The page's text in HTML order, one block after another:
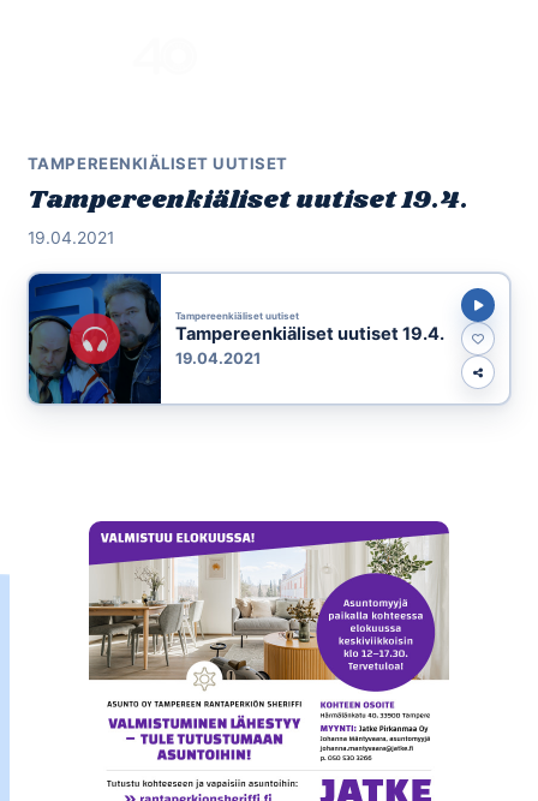
TAMPEREENKIÄLISET UUTISET
Tampereenkiäliset uutiset 19.4.
19.04.2021
Tampereenkiäliset uutiset
Tampereenkiäliset uutiset 19.4.
19.04.2021